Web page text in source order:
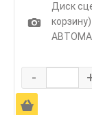
1
Диск
-
Ä